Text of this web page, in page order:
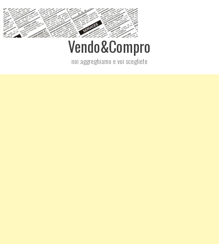
Vendo&Compro
noi aggreghiamo e voi scegliete